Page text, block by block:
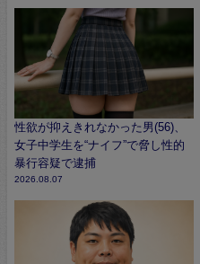
性欲が抑えきれなかった男(56)、
女子中学生を“ナイフ”で脅し性的
暴行容疑で逮捕
2026.08.07